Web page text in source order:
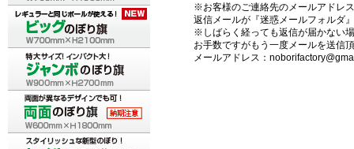
※お客様のご連絡先のメールアドレ
返信メールが『迷惑メールフォルダ
※しばらく経っても返信が届かない
お手数ですがもう一度メールを送信
メールアドレス：